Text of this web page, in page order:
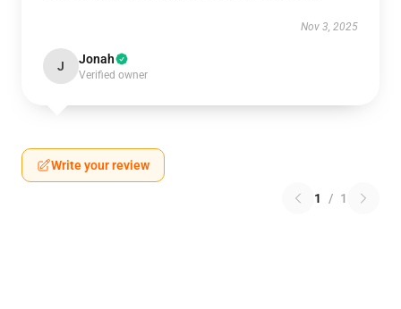
Nov 3, 2025
J Jonah
Verified owner
Write your review
1 / 1